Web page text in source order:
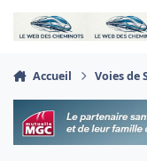
Aller au contenu
Accueil Voies de